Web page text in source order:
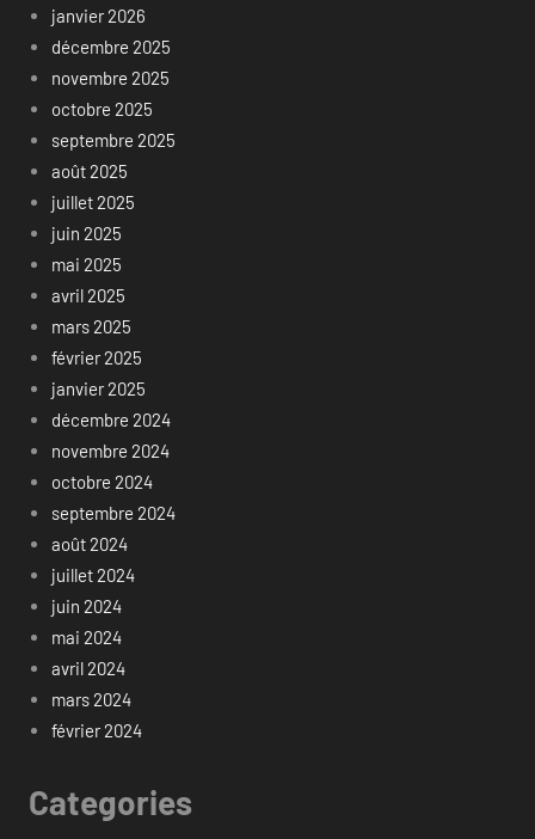
janvier 2026
décembre 2025
novembre 2025
octobre 2025
septembre 2025
août 2025
juillet 2025
juin 2025
mai 2025
avril 2025
mars 2025
février 2025
janvier 2025
décembre 2024
novembre 2024
octobre 2024
septembre 2024
août 2024
juillet 2024
juin 2024
mai 2024
avril 2024
mars 2024
février 2024
Categories